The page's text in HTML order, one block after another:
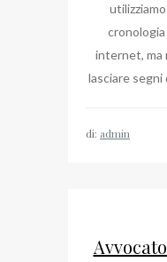
internet, ma
lasciare segni
di: admin